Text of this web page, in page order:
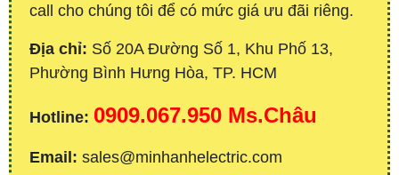
call cho chúng tôi để có mức giá ưu đãi riêng.
Địa chỉ: Số 20A Đường Số 1, Khu Phố 13,
Phường Bình Hưng Hòa, TP. HCM
Hotline: 0909.067.950 Ms.Châu
Email: sales@minhanhelectric.com